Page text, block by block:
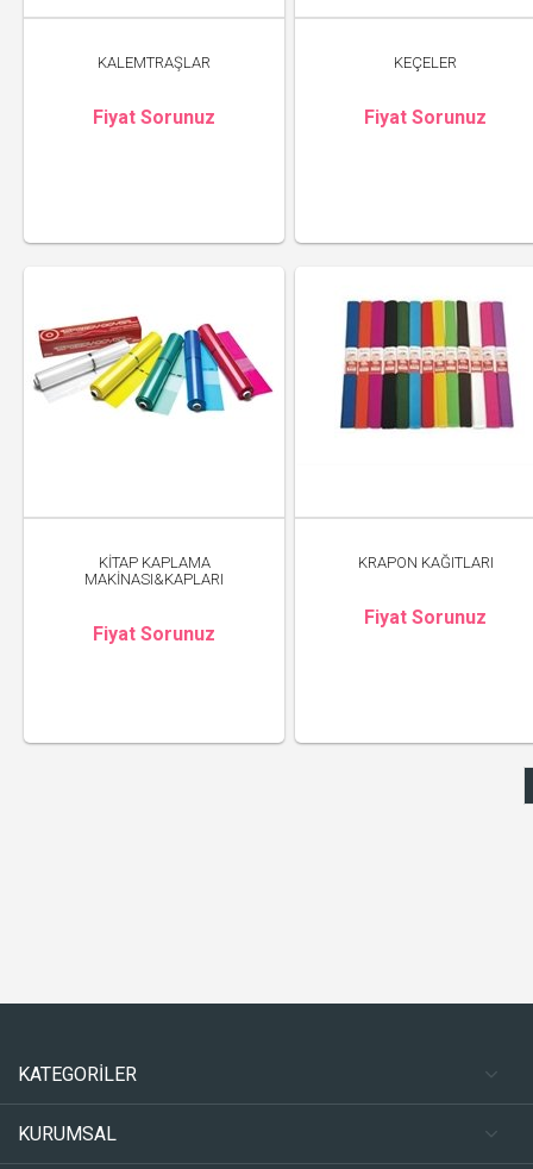
KALEMTRAŞLAR
Fiyat Sorunuz
KEÇELER
Fiyat Sorunuz
KİTAP KAPLAMA
MAKİNASI&KAPLARI
Fiyat Sorunuz
KRAPON KAĞITLARI
Fiyat Sorunuz
KATEGORİLER
KURUMSAL